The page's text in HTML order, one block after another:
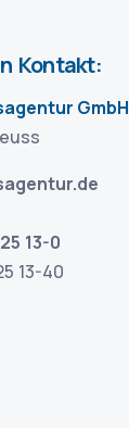
Kontakt:
GmbH
13-0
13-40